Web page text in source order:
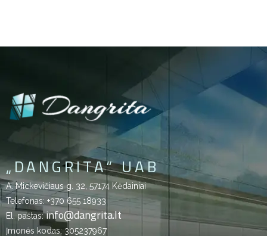
„DANGRITA“ UAB
A. Mickevičiaus g. 32, 57174 Kėdainiai
Telefonas: +370 655 18933
El. paštas:info@dangrita.lt
Įmonės kodas: 305237967